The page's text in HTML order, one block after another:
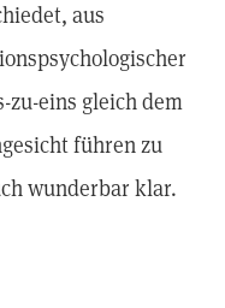
aus
zu-eins gleich dem
führen zu
wunderbar klar.